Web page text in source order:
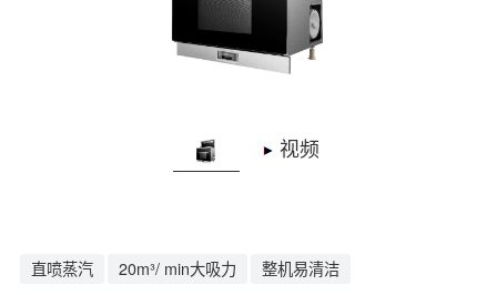
视频
直喷蒸汽 20m³/ min大吸力 整机易清洁